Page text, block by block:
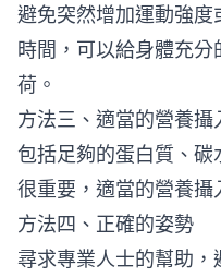
避免突然增加運動強
時間，可以給身體充
荷。
方法三、適當的營養攝
包括足夠的蛋白質、
很重要，適當的營養攝
方法四、正確的姿勢
尋求專業人士的幫助